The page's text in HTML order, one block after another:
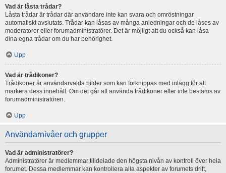
Vad är låsta trådar?
Låsta trådar är trådar där användare inte kan svara och omröstningar
automatiskt avslutats. Trådar kan låsas av många anledningar och de låses av
moderatorer eller forumadministratörer. Det är möjligt att du också kan låsa
dina egna trådar om du har behörighet.
Upp
Vad är trådikoner?
Trådikoner är användarvalda bilder som kan förknippas med inlägg för att
markera dess innehåll. Om det går att använda trådikoner eller inte bestäms av
forumadministratören.
Upp
Användarnivåer och grupper
Vad är administratörer?
Administratörer är medlemmar tilldelade den högsta nivån av kontroll över hela
forumet. Dessa medlemmar kan kontrollera alla aspekter av forumets drift,